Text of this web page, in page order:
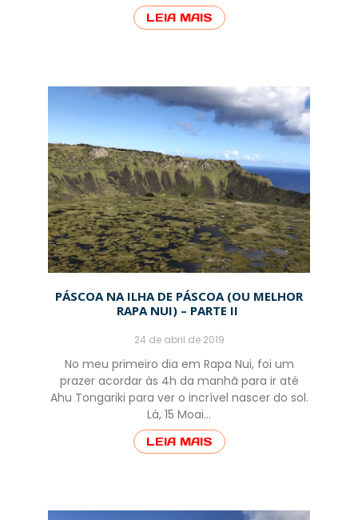
LEIA MAIS
PÁSCOA NA ILHA DE PÁSCOA (OU MELHOR
RAPA NUI) – PARTE II
24 de abril de 2019
No meu primeiro dia em Rapa Nui, foi um
prazer acordar às 4h da manhã para ir até
Ahu Tongariki para ver o incrível nascer do sol.
Lá, 15 Moai…
LEIA MAIS